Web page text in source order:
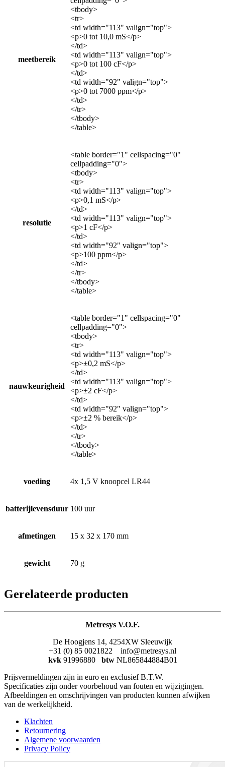
meetbereik
<tbody>
<tr>
<td width="113" valign="top">
<p>0 tot 10,0 mS</p>
</td>
<td width="113" valign="top">
<p>0 tot 100 cF</p>
</td>
<td width="92" valign="top">
<p>0 tot 7000 ppm</p>
</td>
</tr>
</tbody>
</table>
resolutie
<table border="1" cellspacing="0"
cellpadding="0">
<tbody>
<tr>
<td width="113" valign="top">
<p>0,1 mS</p>
</td>
<td width="113" valign="top">
<p>1 cF</p>
</td>
<td width="92" valign="top">
<p>100 ppm</p>
</td>
</tr>
</tbody>
</table>
nauwkeurigheid
<table border="1" cellspacing="0"
cellpadding="0">
<tbody>
<tr>
<td width="113" valign="top">
<p>±0,2 mS</p>
</td>
<td width="113" valign="top">
<p>±2 cF</p>
</td>
<td width="92" valign="top">
<p>±2 % bereik</p>
</td>
</tr>
</tbody>
</table>
voeding 4x 1,5 V knoopcel LR44
batterijlevensduur 100 uur
afmetingen 15 x 32 x 170 mm
gewicht 70 g
Gerelateerde producten
Metresys V.O.F.
De Hoogjens 14, 4254XW Sleeuwijk
+31 (0) 85 0021822 info@metresys.nl
kvk 91996880 btw NL865844884B01
Prijsvermeldingen zijn in euro en exclusief B.T.W.
Specificaties zijn onder voorbehoud van fouten en wijzigingen.
Afbeeldingen en omschrijvingen van producten kunnen afwijken
van de werkelijkheid.
Klachten
Retournering
Algemene voorwaarden
Privacy Policy